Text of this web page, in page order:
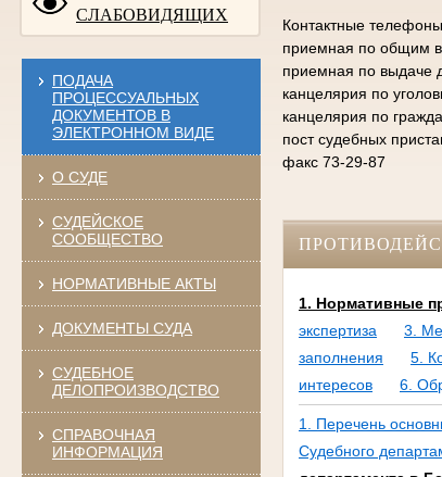
СЛАБОВИДЯЩИХ
ПОДАЧА
ПРОЦЕССУАЛЬНЫХ
ДОКУМЕНТОВ В
ЭЛЕКТРОННОМ ВИДЕ
О СУДЕ
СУДЕЙСКОЕ
СООБЩЕСТВО
НОРМАТИВНЫЕ АКТЫ
ДОКУМЕНТЫ СУДА
СУДЕБНОЕ
ДЕЛОПРОИЗВОДСТВО
СПРАВОЧНАЯ
ИНФОРМАЦИЯ
Контактные
приемная по общим
приемная по выдаче
канцелярия по
канцелярия по
пост судебных
факс 73-29-87
1. Нормативные
экспертиза
3.
заполнения
5.
интересов
6.
1. Перечень
Судебного